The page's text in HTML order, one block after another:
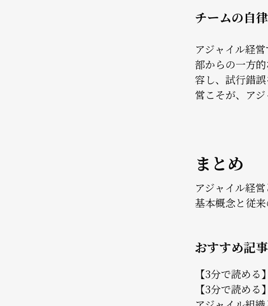
チームの自
アジャイル経
部からの一方
容し、試行錯
営こそが、アジ
まとめ
アジャイル経
基本概念と従
おすすめ記
【3分で読め
【3分で読め